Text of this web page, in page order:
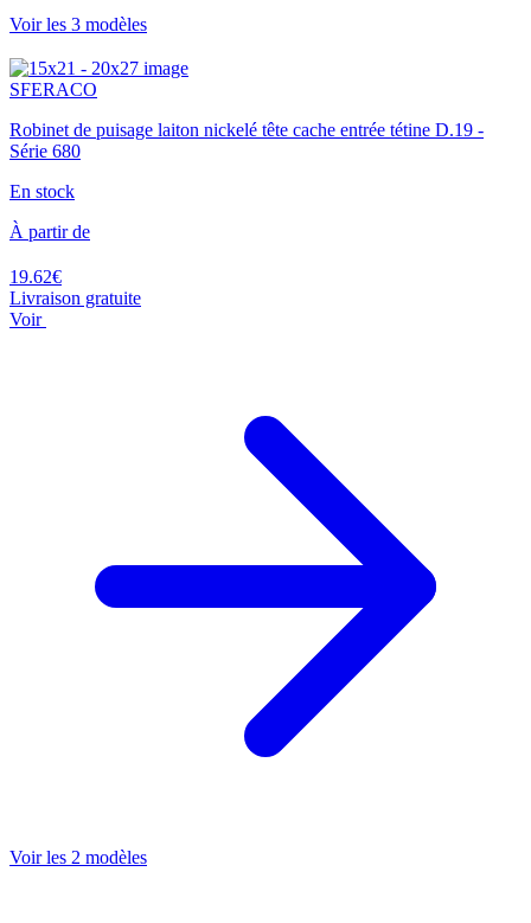
Voir les 3 modèles
SFERACO
Robinet de puisage laiton nickelé tête cache entrée tétine D.19 -
Série 680
En stock
À partir de
19.62€
Livraison gratuite
Voir
Voir les 2 modèles